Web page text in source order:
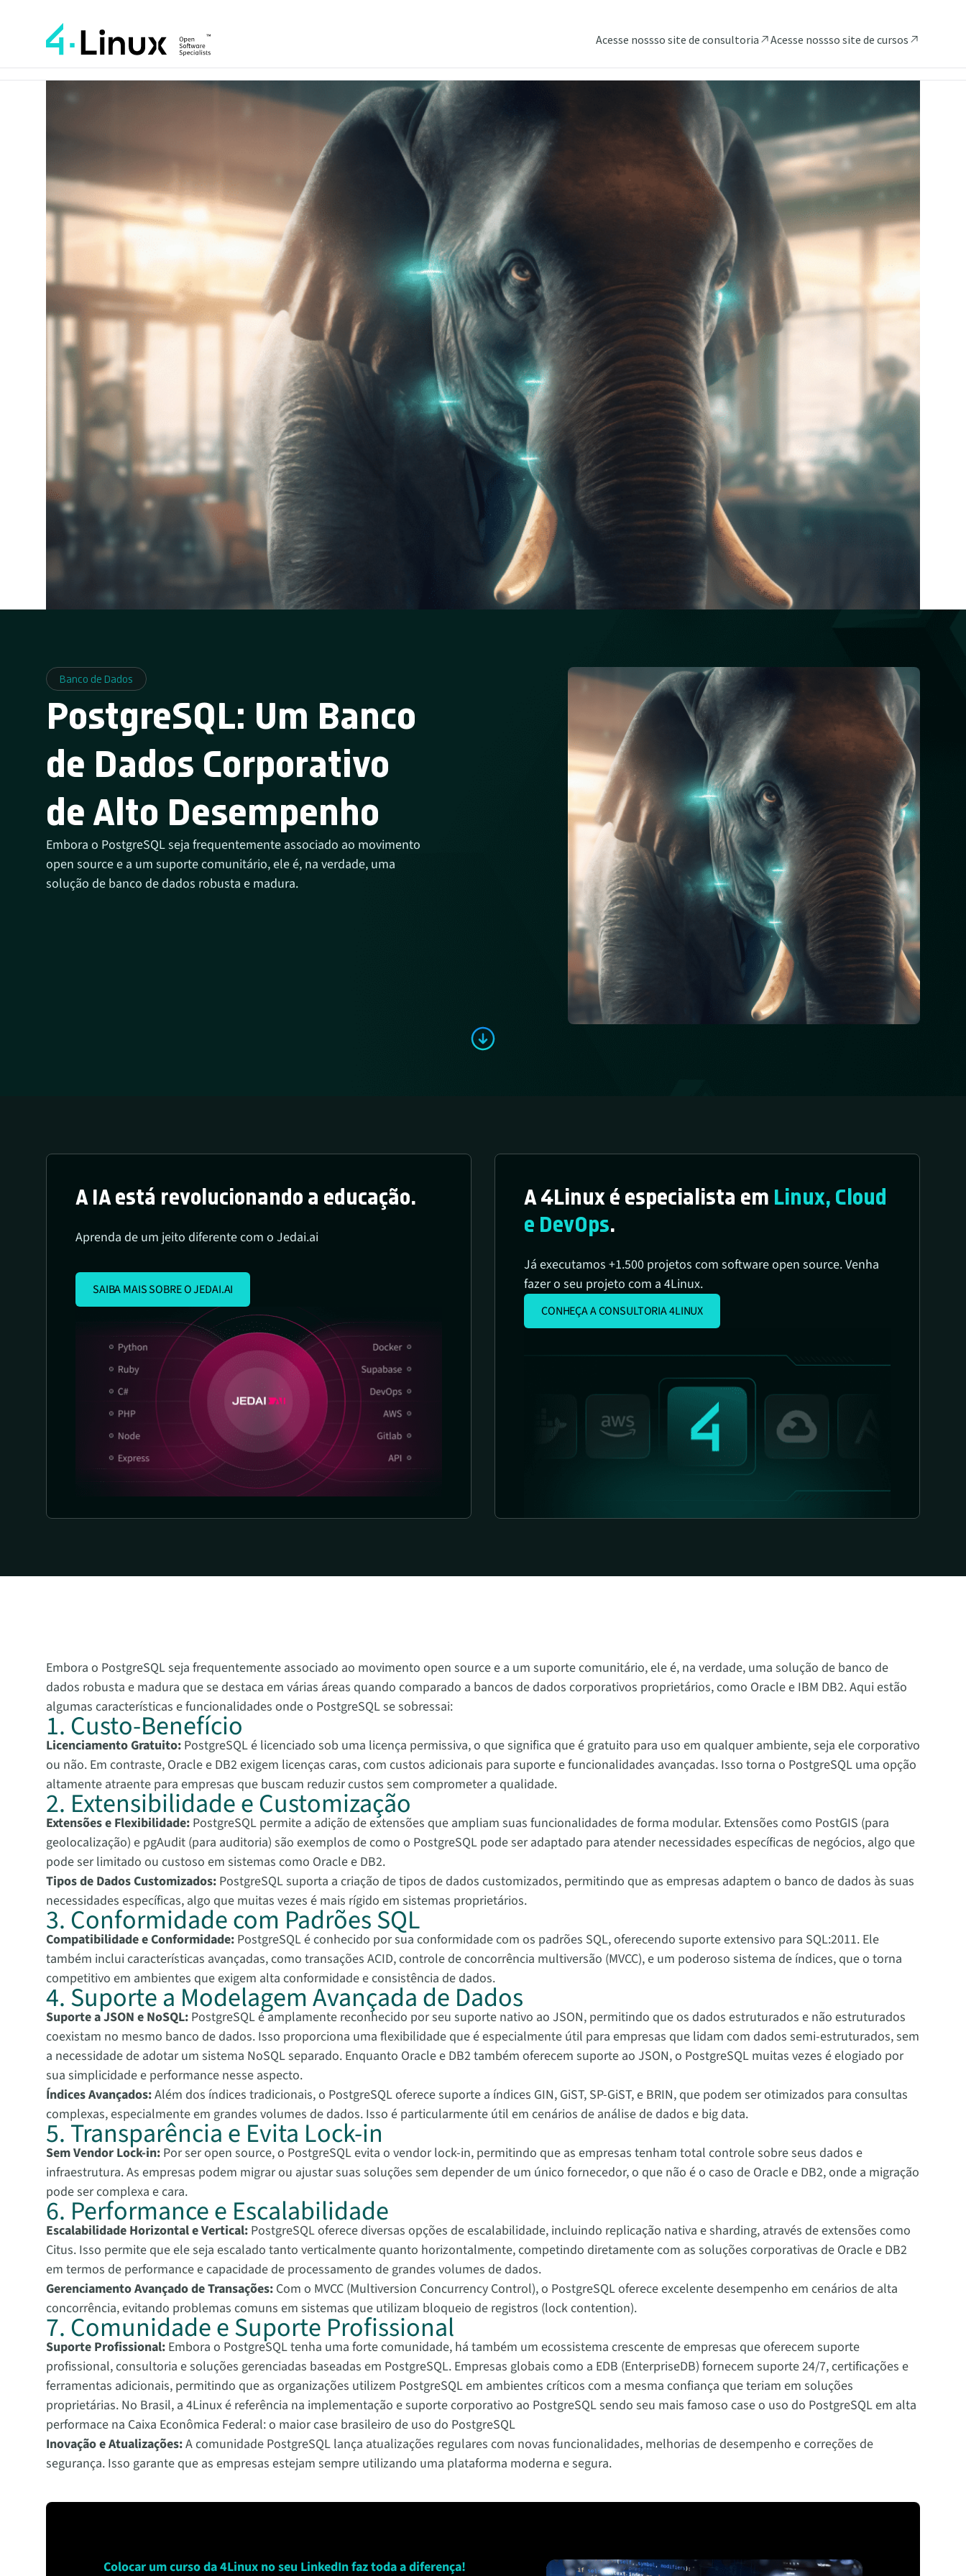
Acesse nossso site de consultoria Acesse nossso site de cursos
Banco de Dados
PostgreSQL: Um Banco
de Dados Corporativo
de Alto Desempenho
Embora o PostgreSQL seja frequentemente associado ao movimento
open source e a um suporte comunitário, ele é, na verdade, uma
solução de banco de dados robusta e madura.
A IA está revolucionando a educação.
Aprenda de um jeito diferente com o Jedai.ai
SAIBA MAIS SOBRE O JEDAI.AI
A 4Linux é especialista em Linux, Cloud
e DevOps.
Já executamos +1.500 projetos com software open source. Venha
fazer o seu projeto com a 4Linux.
CONHEÇA A CONSULTORIA 4LINUX
Embora o PostgreSQL seja frequentemente associado ao movimento open source e a um suporte comunitário, ele é, na verdade, uma solução de banco de
dados robusta e madura que se destaca em várias áreas quando comparado a bancos de dados corporativos proprietários, como Oracle e IBM DB2. Aqui estão
algumas características e funcionalidades onde o PostgreSQL se sobressai:
1. Custo-Benefício
Licenciamento Gratuito: PostgreSQL é licenciado sob uma licença permissiva, o que significa que é gratuito para uso em qualquer ambiente, seja ele corporativo
ou não. Em contraste, Oracle e DB2 exigem licenças caras, com custos adicionais para suporte e funcionalidades avançadas. Isso torna o PostgreSQL uma opção
altamente atraente para empresas que buscam reduzir custos sem comprometer a qualidade.
2. Extensibilidade e Customização
Extensões e Flexibilidade: PostgreSQL permite a adição de extensões que ampliam suas funcionalidades de forma modular. Extensões como PostGIS (para
geolocalização) e pgAudit (para auditoria) são exemplos de como o PostgreSQL pode ser adaptado para atender necessidades específicas de negócios, algo que
pode ser limitado ou custoso em sistemas como Oracle e DB2.
Tipos de Dados Customizados: PostgreSQL suporta a criação de tipos de dados customizados, permitindo que as empresas adaptem o banco de dados às suas
necessidades específicas, algo que muitas vezes é mais rígido em sistemas proprietários.
3. Conformidade com Padrões SQL
Compatibilidade e Conformidade: PostgreSQL é conhecido por sua conformidade com os padrões SQL, oferecendo suporte extensivo para SQL:2011. Ele
também inclui características avançadas, como transações ACID, controle de concorrência multiversão (MVCC), e um poderoso sistema de índices, que o torna
competitivo em ambientes que exigem alta conformidade e consistência de dados.
4. Suporte a Modelagem Avançada de Dados
Suporte a JSON e NoSQL: PostgreSQL é amplamente reconhecido por seu suporte nativo ao JSON, permitindo que os dados estruturados e não estruturados
coexistam no mesmo banco de dados. Isso proporciona uma flexibilidade que é especialmente útil para empresas que lidam com dados semi-estruturados, sem
a necessidade de adotar um sistema NoSQL separado. Enquanto Oracle e DB2 também oferecem suporte ao JSON, o PostgreSQL muitas vezes é elogiado por
sua simplicidade e performance nesse aspecto.
Índices Avançados:Além dos índices tradicionais, o PostgreSQL oferece suporte a índices GIN, GiST, SP-GiST, e BRIN, que podem ser otimizados para consultas
complexas, especialmente em grandes volumes de dados. Isso é particularmente útil em cenários de análise de dados e big data.
5. Transparência e Evita Lock-in
Sem Vendor Lock-in: Por ser open source, o PostgreSQL evita o vendor lock-in, permitindo que as empresas tenham total controle sobre seus dados e
infraestrutura. As empresas podem migrar ou ajustar suas soluções sem depender de um único fornecedor, o que não é o caso de Oracle e DB2, onde a migração
pode ser complexa e cara.
6. Performance e Escalabilidade
Escalabilidade Horizontal e Vertical: PostgreSQL oferece diversas opções de escalabilidade, incluindo replicação nativa e sharding, através de extensões como
Citus. Isso permite que ele seja escalado tanto verticalmente quanto horizontalmente, competindo diretamente com as soluções corporativas de Oracle e DB2
em termos de performance e capacidade de processamento de grandes volumes de dados.
Gerenciamento Avançado de Transações: Com o MVCC (Multiversion Concurrency Control), o PostgreSQL oferece excelente desempenho em cenários de alta
concorrência, evitando problemas comuns em sistemas que utilizam bloqueio de registros (lock contention).
7. Comunidade e Suporte Profissional
Suporte Profissional: Embora o PostgreSQL tenha uma forte comunidade, há também um ecossistema crescente de empresas que oferecem suporte
profissional, consultoria e soluções gerenciadas baseadas em PostgreSQL. Empresas globais como a EDB (EnterpriseDB) fornecem suporte 24/7, certificações e
ferramentas adicionais, permitindo que as organizações utilizem PostgreSQL em ambientes críticos com a mesma confiança que teriam em soluções
proprietárias. No Brasil, a 4Linux é referência na implementação e suporte corporativo ao PostgreSQL sendo seu mais famoso case o uso do PostgreSQL em alta
performace na Caixa Econômica Federal: o maior case brasileiro de uso do PostgreSQL
Inovação e Atualizações:A comunidade PostgreSQL lança atualizações regulares com novas funcionalidades, melhorias de desempenho e correções de
segurança. Isso garante que as empresas estejam sempre utilizando uma plataforma moderna e segura.
Colocar um curso da 4Linux no seu LinkedIn faz toda a diferença!